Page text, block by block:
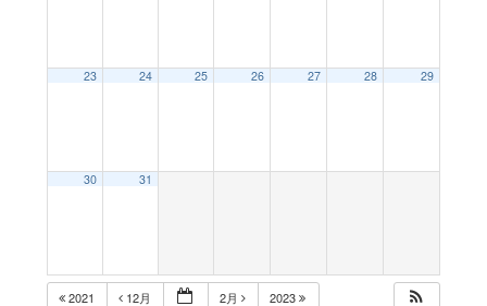
23 24 25 26 27 28 29
30 31
2021 12月 2月 2023